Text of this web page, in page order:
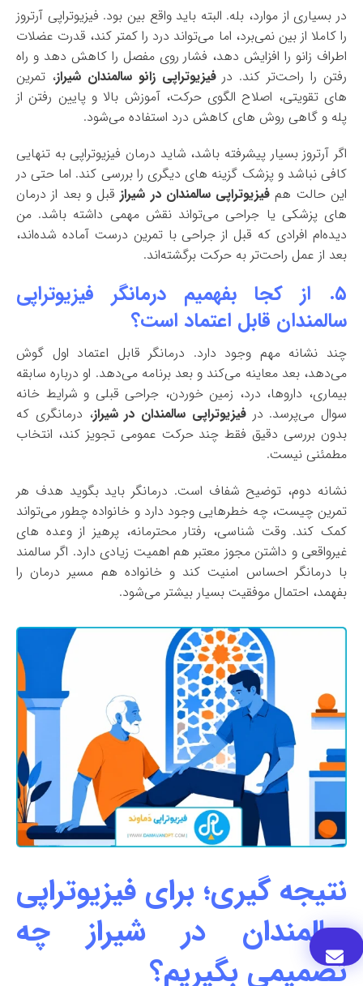
در بسیاری از موارد، بله. البته باید واقع بین بود. فیزیوتراپی آرتروز
را کاملا از بین نمی‌برد، اما می‌تواند درد را کمتر کند، قدرت عضلات
اطراف زانو را افزایش دهد، فشار روی مفصل را کاهش دهد و راه
رفتن را راحت‌تر کند. درفیزیوتراپی زانو سالمندان شیراز، تمرین
های تقویتی، اصلاح الگوی حرکت، آموزش بالا و پایین رفتن از
پله و گاهی روش های کاهش درد استفاده می‌شود.
اگر آرتروز بسیار پیشرفته باشد، شاید درمان فیزیوتراپی به تنهایی
کافی نباشد و پزشک گزینه های دیگری را بررسی کند. اما حتی در
این حالت هم فیزیوتراپی سالمندان در شیراز قبل و بعد از درمان
های پزشکی یا جراحی می‌تواند نقش مهمی داشته باشد. من
دیده‌ام افرادی که قبل از جراحی با تمرین درست آماده شده‌اند،
بعد از عمل راحت‌تر به حرکت برگشته‌اند.
۵. از کجا بفهمیم درمانگر فیزیوتراپی
سالمندان قابل اعتماد است؟
چند نشانه مهم وجود دارد. درمانگر قابل اعتماد اول گوش
می‌دهد، بعد معاینه می‌کند و بعد برنامه می‌دهد. او درباره سابقه
بیماری، داروها، درد، زمین خوردن، جراحی قبلی و شرایط خانه
سوال می‌پرسد. درفیزیوتراپی سالمندان در شیراز، درمانگری که
بدون بررسی دقیق فقط چند حرکت عمومی تجویز کند، انتخاب
مطمئنی نیست.
نشانه دوم، توضیح شفاف است. درمانگر باید بگوید هدف هر
تمرین چیست، چه خطرهایی وجود دارد و خانواده چطور می‌تواند
کمک کند. وقت شناسی، رفتار محترمانه، پرهیز از وعده های
غیرواقعی و داشتن مجوز معتبر هم اهمیت زیادی دارد. اگر سالمند
با درمانگر احساس امنیت کند و خانواده هم مسیر درمان را
بفهمد، احتمال موفقیت بسیار بیشتر می‌شود.
نتیجه گیری؛ برای فیزیوتراپی
سالمندان در شیراز چه
تصمیمی بگیریم؟